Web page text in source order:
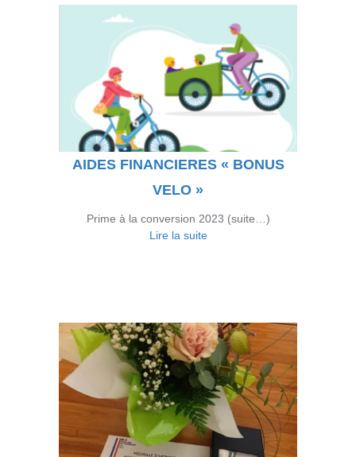
AIDES FINANCIERES « BONUS
VELO »
Prime à la conversion 2023 (suite…)
Lire la suite